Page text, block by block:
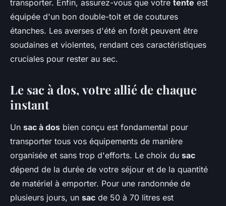
transporter. Enfin, assurez-vous que votre tente est
équipée d'un bon double-toit et de coutures
étanches. Les averses d'été en forêt peuvent être
soudaines et violentes, rendant ces caractéristiques
cruciales pour rester au sec.
Le sac à dos, votre allié de chaque
instant
Un sac à dos bien conçu est fondamental pour
transporter tous vos équipements de manière
organisée et sans trop d'efforts. Le choix du sac
dépend de la durée de votre séjour et de la quantité
de matériel à emporter. Pour une randonnée de
plusieurs jours, un sac de 50 à 70 litres est